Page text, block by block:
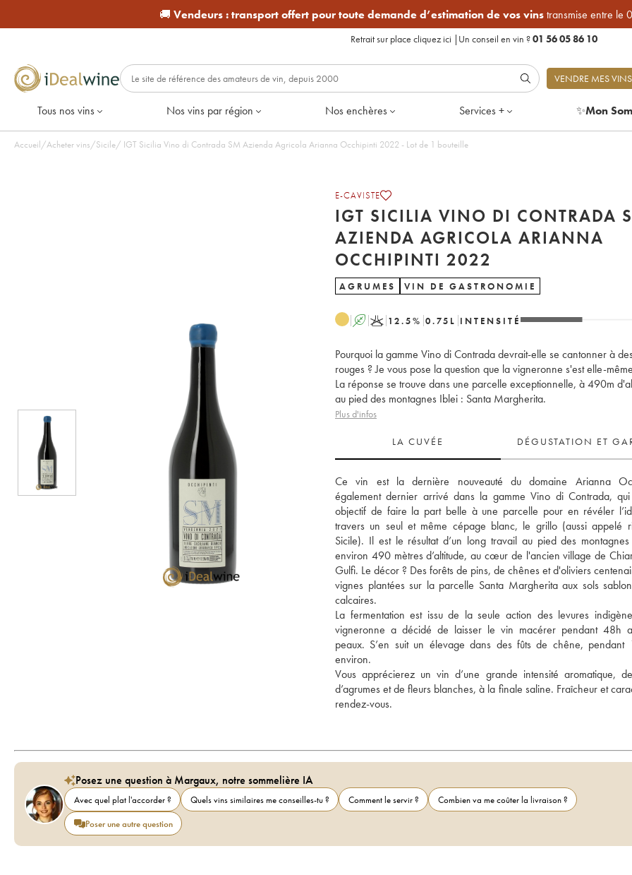
🚚 Vendeurs :transport offert pour toute demande d’estimation de vos vinstransmise entre le
Retrait sur place cliquez ici | Un conseil en vin ?01 56 05 86 10
VENDRE MES VINS
Tous nos vins Nos vins par région Nos enchères Services + ✨Mon
Accueil/Acheter vins/Sicile/ IGT Sicilia Vino di Contrada SM Azienda Agricola Arianna Occhipinti 2022 - Lot de 1 bouteille
E-CAVISTE
IGT SICILIA VINO DI CONTRADA
AZIENDA AGRICOLA ARIANNA
OCCHIPINTI 2022
AGRUMES VIN DE GASTRONOMIE
A K 12.5% 0.75 L INTENSITÉ
Pourquoi la gamme Vino di Contrada devrait-elle se cantonner à
rouges ? Je vous pose la question que la vigneronne s'est elle-
La réponse se trouve dans une parcelle exceptionnelle, à 490m
au pied des montagnes Iblei : Santa Margherita.
Plus d'infos
LA CUVÉE DÉGUSTATION ET
Ce vin est la dernière nouveauté du domaine Arianna
également dernier arrivé dans la gamme Vino di Contrada,
objectif de faire la part belle à une parcelle pour en révéler
travers un seul et même cépage blanc, le grillo (aussi appelé
Sicile). Il est le résultat d’un long travail au pied des
environ 490 mètres d’altitude, au cœur de l'ancien village de
Gulfi. Le décor ? Des forêts de pins, de chênes et d'oliviers
vignes plantées sur la parcelle Santa Margherita aux sols
calcaires.
La fermentation est issu de la seule action des levures
vigneronne a décidé de laisser le vin macérer pendant 48h
peaux. S’en suit un élevage dans des fûts de chêne, pendant
environ.
Vous apprécierez un vin d’une grande intensité aromatique,
d’agrumes et de fleurs blanches, à la finale saline. Fraîcheur et
rendez-vous.
Posez une question à Margaux, notre sommelière IA
Avec quel plat l'accorder ? Quels vins similaires me conseilles-tu ? Comment le servir ?
Combien va me coûter la livraison ?
Poser une autre question